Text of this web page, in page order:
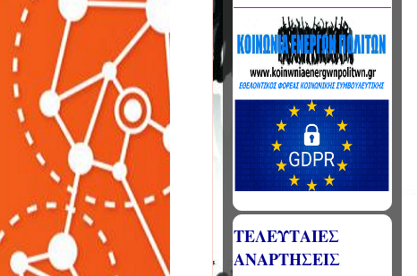
ΤΕΛΕΥΤΑΙΕΣ
ΑΝΑΡΤΗΣΕΙΣ